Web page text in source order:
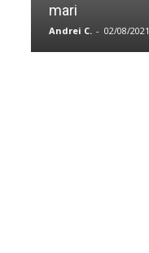
mari
Andrei C. - 02/08/2021